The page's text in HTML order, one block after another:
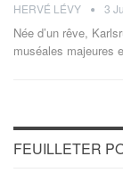
HERVÉ LÉVY 3
Née d’un rêve,
muséales majeures
FEUILLETER